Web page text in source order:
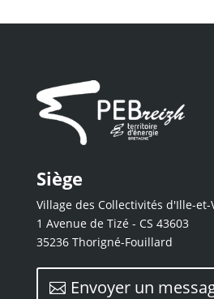
Siège
Village des Collectivités d'Ille-et-
1 Avenue de Tizé - CS 43603
35236 Thorigné-Fouillard
Envoyer un